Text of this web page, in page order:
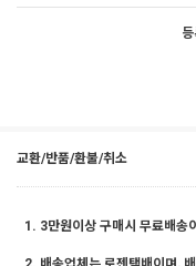
교환/반품/환불/취소
1. 3만원이상 구매시 무료배송